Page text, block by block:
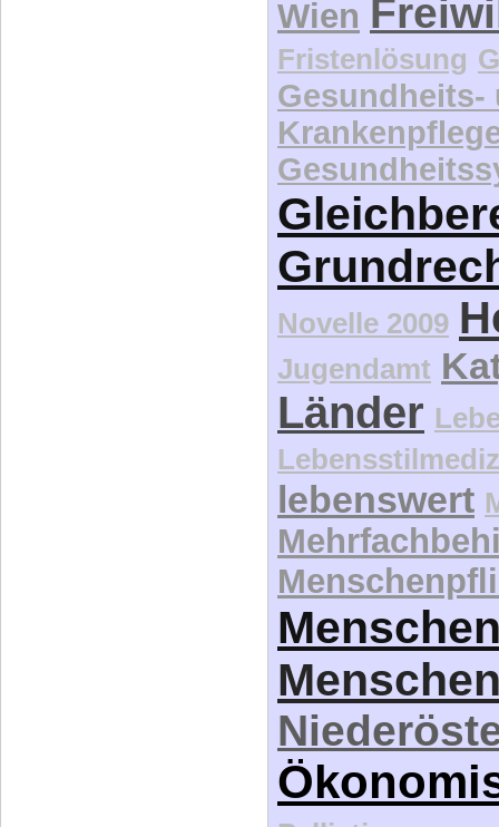
Fristenlösung
Gesundheits-
Novelle 2009
Jugendamt
Länder
lebenswert